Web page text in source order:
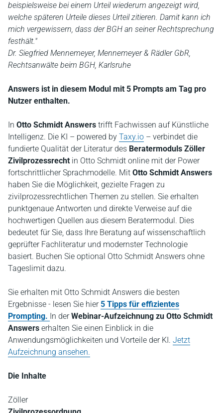
beispielsweise bei einem Urteil wiederum angezeigt wird,
welche späteren Urteile dieses Urteil zitieren. Damit kann ich
mich vergewissern, dass der BGH an seiner Rechtsprechung
festhält."
Dr. Siegfried Mennemeyer, Mennemeyer & Rädler GbR,
Rechtsanwälte beim BGH, Karlsruhe
Answers ist in diesem Modul mit 5 Prompts am Tag pro
Nutzer enthalten.
In Otto Schmidt Answers trifft Fachwissen auf Künstliche
Intelligenz. Die KI – powered by Taxy.io – verbindet die
fundierte Qualität der Literatur des Beratermoduls Zöller
Zivilprozessrecht in Otto Schmidt online mit der Power
fortschrittlicher Sprachmodelle. Mit Otto Schmidt Answers
haben Sie die Möglichkeit, gezielte Fragen zu
zivilprozessrechtlichen Themen zu stellen. Sie erhalten
punktgenaue Antworten und direkte Verweise auf die
hochwertigen Quellen aus diesem Beratermodul. Dies
bedeutet für Sie, dass Ihre Beratung auf wissenschaftlich
geprüfter Fachliteratur und modernster Technologie
basiert. Buchen Sie optional Otto Schmidt Answers ohne
Tageslimit dazu.
Sie erhalten mit Otto Schmidt Answers die besten
Ergebnisse - lesen Sie hier 5 Tipps für effizientes
Prompting. In derWebinar-Aufzeichnung zu Otto Schmidt
Answers erhalten Sie einen Einblick in die
Anwendungsmöglichkeiten und Vorteile der KI. Jetzt
Aufzeichnung ansehen.
Die Inhalte
Zöller